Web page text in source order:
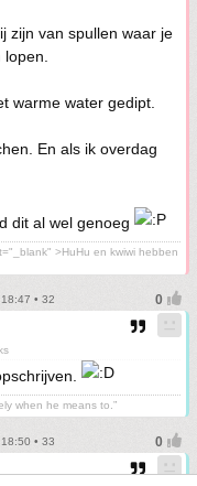
zijn van spullen waar je
warme water gedipt.
En als ik overdag
dit al wel genoeg
>HuHu en kwiwi hebben
• 32
when he means to.”
• 33